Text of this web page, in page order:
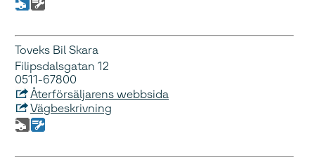
Toveks Bil Skara
Filipsdalsgatan 12
0511-67800
Återförsäljarens webbsida
Vägbeskrivning